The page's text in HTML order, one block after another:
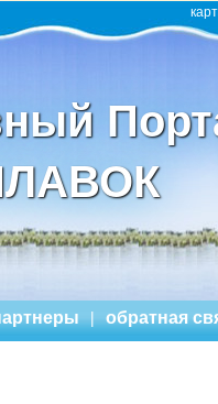
| обратная